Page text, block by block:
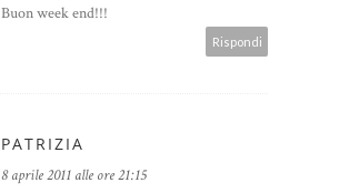
Buon week end!!!
Rispondi
PATRIZIA
8 aprile 2011 alle ore 21:15